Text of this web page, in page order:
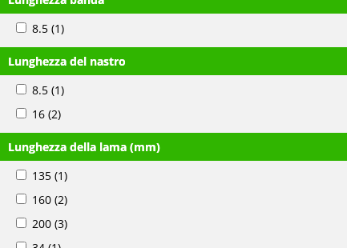
8.5 (1)
Lunghezza del nastro
8.5 (1)
16 (2)
Lunghezza della lama (mm)
135 (1)
160 (2)
200 (3)